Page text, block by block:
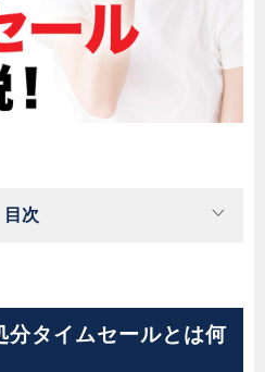
目次
分タイムセールとは何